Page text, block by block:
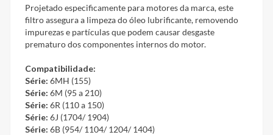
Projetado especificamente para motores da marca, este
filtro assegura a limpeza do óleo lubrificante, removendo
impurezas e partículas que podem causar desgaste
prematuro dos componentes internos do motor.
Compatibilidade:
Série: 6MH (155)
Série: 6M (95 a 210)
Série: 6R (110 a 150)
Série: 6J (1704/ 1904)
Série: 6B (954/ 1104/ 1204/ 1404)